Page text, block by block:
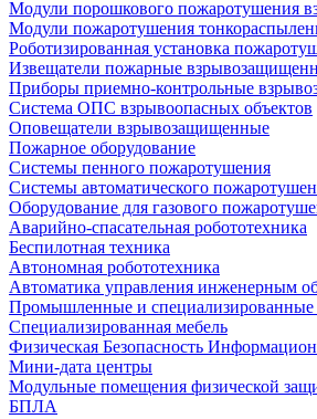
Модули порошкового пожаротушения
Модули пожаротушения
Роботизированная установка
Извещатели пожарные
Приборы приемно-контрольные
Система ОПС взрывоопасных объектов
Оповещатели взрывозащищенные
Пожарное оборудование
Системы пенного пожаротушения
Системы автоматического
Оборудование для газового
Аварийно-спасательная робототехника
Беспилотная техника
Автономная робототехника
Автоматика управления инженерным
Промышленные и специализированные
Специализированная мебель
Физическая Безопасность
Мини-дата центры
Модульные помещения физической
БПЛА